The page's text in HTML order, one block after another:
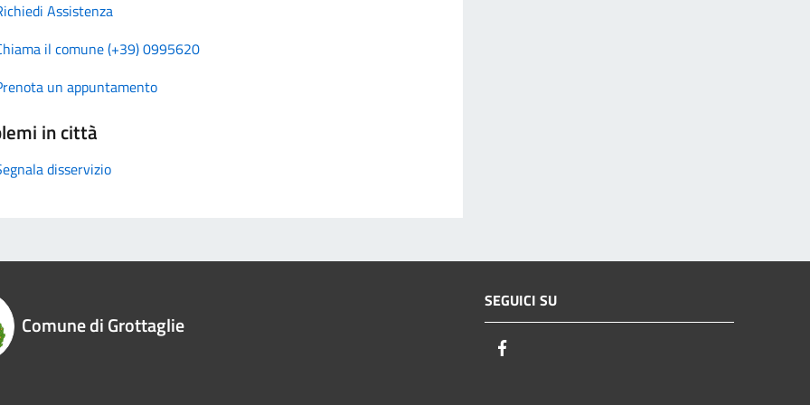
Assistenza
il comune (+39) 0995620
un appuntamento
in città
disservizio
Comune di Grottaglie
SEGUICI SU